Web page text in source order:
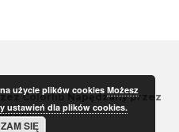
ColorlibNapędzany przez
użycie plików cookies Możesz
ustawień dla plików cookies.
SIĘ